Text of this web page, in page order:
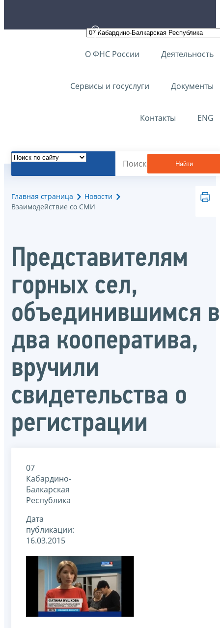
О ФНС России Деятельность
Сервисы и госуслуги Документы
Контакты ENG
Найти
Главная страница
Новости
Взаимодействие со СМИ
Представителям
горных сел,
объединившимся в
два кооператива,
вручили
свидетельства о
регистрации
07
Кабардино-
Балкарская
Республика
Дата
публикации:
16.03.2015